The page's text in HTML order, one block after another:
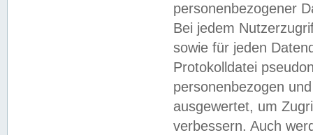
personenbezogener
Bei jedem
sowie für jeden
Protokolldatei
personenbezogen
ausgewertet, um
verbessern. Auch